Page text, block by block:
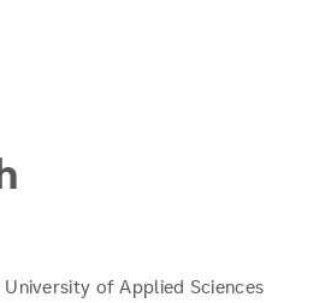
of Applied Sciences